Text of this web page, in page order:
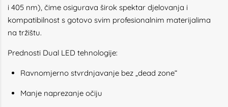
i 405 nm), čime osigurava širok spektar djelovanja i
kompatibilnost s gotovo svim profesionalnim materijalima
na tržištu.
Prednosti Dual LED tehnologije:
Ravnomjerno stvrdnjavanje bez „dead zone“
Manje naprezanje očiju